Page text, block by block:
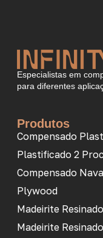
Especialistas em
para diferentes
Produtos
Compensado
Plastificado 2
Compensado
Plywood
Madeirite
Madeirite